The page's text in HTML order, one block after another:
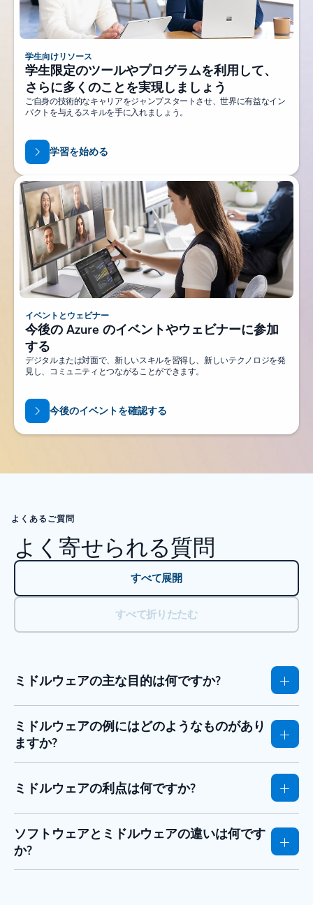
学生向けリソース
学生限定のツールやプログラムを利用して、
さらに多くのことを実現しましょう
ご自身の技術的なキャリアをジャンプスタートさせ、世界に有益なイン
パクトを与えるスキルを手に入れましょう。
学習を始める
イベントとウェビナー
今後の Azure のイベントやウェビナーに参加
する
デジタルまたは対面で、新しいスキルを習得し、新しいテクノロジを発
見し、コミュニティとつながることができます。
今後のイベントを確認する
よくあるご質問
よく寄せられる質問
すべて展開
すべて折りたたむ
ミドルウェアの主な目的は何ですか?
ミドルウェアの例にはどのようなものがあり
ますか?
ミドルウェアの利点は何ですか?
ソフトウェアとミドルウェアの違いは何です
か?